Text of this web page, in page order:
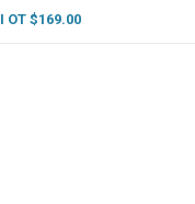
$169.00